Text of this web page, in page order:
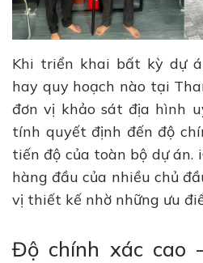
Khi triển khai bất kỳ dự
hay quy hoạch nào tại
đơn vị khảo sát địa hình
tính quyết định đến độ
tiến độ của toàn bộ dự án.
hàng đầu của nhiều chủ
vị thiết kế nhờ những ưu
Độ chính xác cao